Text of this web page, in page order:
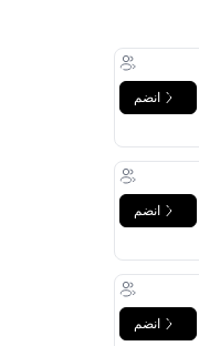
انضم
انضم
انضم